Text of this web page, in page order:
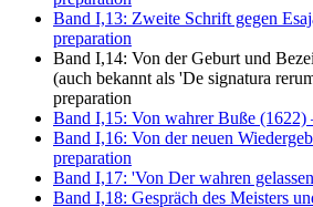
Band I,13: Zweite Schrift gegen
preparation
Band I,14: Von der Geburt und
(auch bekannt als 'De signatura
preparation
Band I,15: Von wahrer Buße (1622)
Band I,16: Von der neuen
preparation
Band I,17: 'Von Der wahren
Band I,18: Gespräch des Meisters